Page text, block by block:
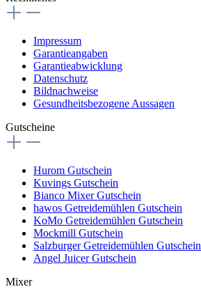
Impressum
Garantieangaben
Garantieabwicklung
Datenschutz
Bildnachweise
Gesundheitsbezogene Aussagen
Gutscheine
Hurom Gutschein
Kuvings Gutschein
Bianco Mixer Gutschein
hawos Getreidemühlen Gutschein
KoMo Getreidemühlen Gutschein
Mockmill Gutschein
Salzburger Getreidemühlen Gutschein
Angel Juicer Gutschein
Mixer